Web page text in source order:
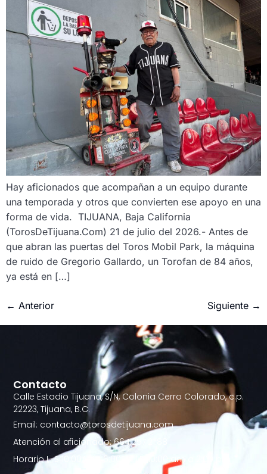
Hay aficionados que acompañan a un equipo durante
una temporada y otros que convierten ese apoyo en una
forma de vida. TIJUANA, Baja California
(TorosDeTijuana.Com) 21 de julio del 2026.- Antes de
que abran las puertas del Toros Mobil Park, la máquina
de ruido de Gregorio Gallardo, un Torofan de 84 años,
ya está en […]
← Anterior Siguiente →
Contacto
Calle Estadio Tijuana, S/N, Colonia Cerro Colorado, c.p.
22223, Tijuana, B.C.
Email: contacto@torosdetijuana.com
Atención al aficionado: 664.257.21.88
Horario L-S 10:00AM - 6:00PM | D 10:00 am a 2:00 pm